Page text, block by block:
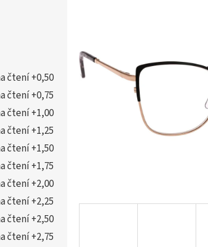
čtení +0,50
čtení +0,75
čtení +1,00
čtení +1,25
čtení +1,50
čtení +1,75
čtení +2,00
čtení +2,25
čtení +2,50
čtení +2,75
z
5
hvězdiček.